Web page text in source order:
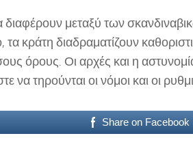
διαφέρουν μεταξύ των
κράτη διαδραματίζουν
όρους. Οι αρχές και η
να τηρούνται οι νόμοι και οι
Share on Facebook